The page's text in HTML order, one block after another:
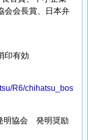
会会長賞、日本弁
印有効
R6/chihatsu_bos
明協会 発明奨励